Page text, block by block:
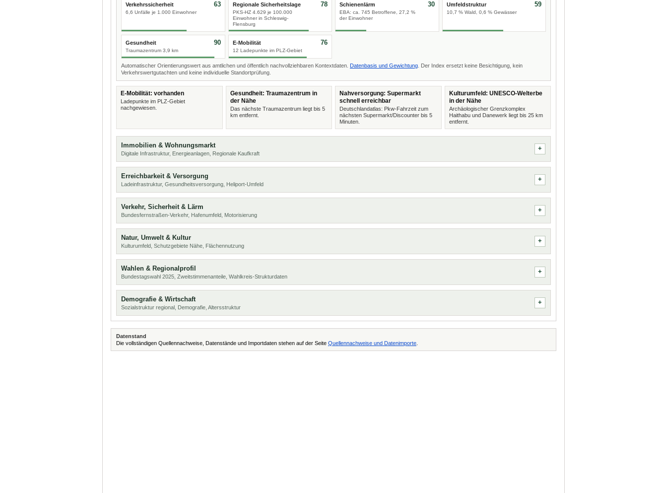
Verkehrssicherheit
6,6 Unfälle je 1.000 Einwohner
63 Regionale Sicherheitslage
PKS-HZ 4.629 je 100.000
Einwohner in Schleswig-
Flensburg
78 Schienenlärm
EBA: ca. 745 Betroffene, 27,2 %
der Einwohner
30 Umfeldstruktur
10,7 % Wald, 0,6 % Gewässer
59
Gesundheit
Traumazentrum 3,9 km
90 E-Mobilität
12 Ladepunkte im PLZ-Gebiet
76
Automatischer Orientierungswert aus amtlichen und öffentlich nachvollziehbaren Kontextdaten. Datenbasis und Gewichtung . Der Index ersetzt keine Besichtigung, kein
Verkehrswertgutachten und keine individuelle Standortprüfung.
E-Mobilität: vorhanden
Ladepunkte im PLZ-Gebiet
nachgewiesen.
Gesundheit: Traumazentrum in
der Nähe
Das nächste Traumazentrum liegt bis 5
km entfernt.
Nahversorgung: Supermarkt
schnell erreichbar
Deutschlandatlas: Pkw-Fahrzeit zum
nächsten Supermarkt/Discounter bis 5
Minuten.
Kulturumfeld: UNESCO-Welterbe
in der Nähe
Archäologischer Grenzkomplex
Haithabu und Danewerk liegt bis 25 km
entfernt.
Immobilien & Wohnungsmarkt
Digitale Infrastruktur, Energieanlagen, Regionale Kaufkraft
Erreichbarkeit & Versorgung
Ladeinfrastruktur, Gesundheitsversorgung, Heliport-Umfeld
Verkehr, Sicherheit & Lärm
Bundesfernstraßen-Verkehr, Hafenumfeld, Motorisierung
Natur, Umwelt & Kultur
Kulturumfeld, Schutzgebiete Nähe, Flächennutzung
Wahlen & Regionalprofil
Bundestagswahl 2025, Zweitstimmenanteile, Wahlkreis-Strukturdaten
Demografie & Wirtschaft
Sozialstruktur regional, Demografie, Altersstruktur
Datenstand
Die vollständigen Quellennachweise, Datenstände und Importdaten stehen auf der Seite Quellennachweise und Datenimporte